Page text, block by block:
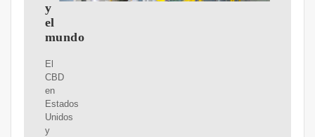
y
el
mundo
El
CBD
en
Estados
Unidos
y